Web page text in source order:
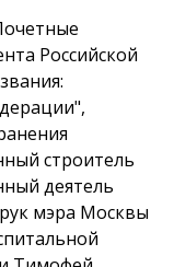
Российской
строитель
деятель
мэра Москвы